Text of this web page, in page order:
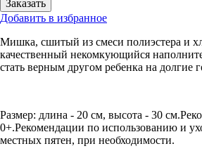
Добавить в избранное
Мишка, сшитый из смеси полиэстера и
качественный некомкующийся
стать верным другом ребенка на долгие
Размер: длина - 20 см, высота - 30
0+.Рекомендации по использованию и
местных пятен, при необходимости.